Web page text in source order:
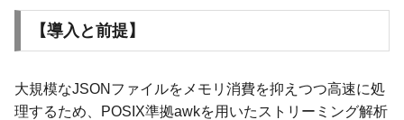
【導入と前提】
大規模なJSONファイルをメモリ消費を抑えつつ高速に処
理するため、POSIX準拠awkを用いたストリーミング解析